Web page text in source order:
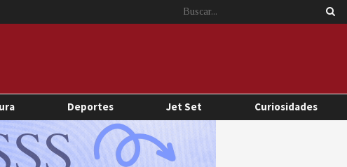
Deportes Jet Set Curiosidades